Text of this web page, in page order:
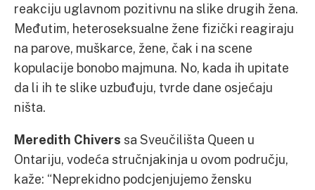
reakciju uglavnom pozitivnu na slike drugih žena.
Međutim, heteroseksualne žene fizički reagiraju
na parove, muškarce, žene, čak i na scene
kopulacije bonobo majmuna. No, kada ih upitate
da li ih te slike uzbuđuju, tvrde dane osjećaju
ništa.
Meredith Chivers sa Sveučilišta Queen u
Ontariju, vodeća stručnjakinja u ovom području,
kaže: “Neprekidno podcjenjujemo žensku